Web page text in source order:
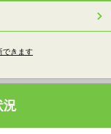
できます
況